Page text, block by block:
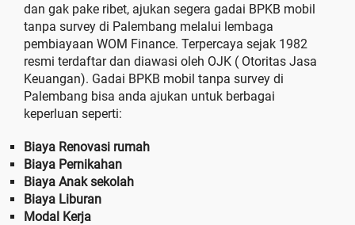
dan gak pake ribet, ajukan segera gadai BPKB mobil
tanpa survey di Palembang melalui lembaga
pembiayaan WOM Finance. Terpercaya sejak 1982
resmi terdaftar dan diawasi oleh OJK ( Otoritas Jasa
Keuangan). Gadai BPKB mobil tanpa survey di
Palembang bisa anda ajukan untuk berbagai
keperluan seperti:
Biaya Renovasi rumah
Biaya Pernikahan
Biaya Anak sekolah
Biaya Liburan
Modal Kerja